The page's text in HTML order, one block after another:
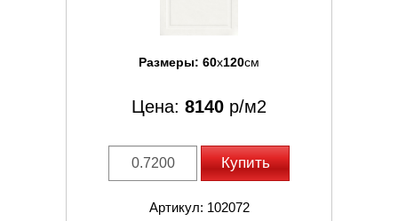
Размеры: 60x120см
Цена: 8140 р/м2
Купить
Артикул: 102072